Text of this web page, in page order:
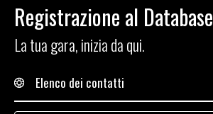
Registrazione al Database
La tua gara, inizia da qui.
Elenco dei contatti